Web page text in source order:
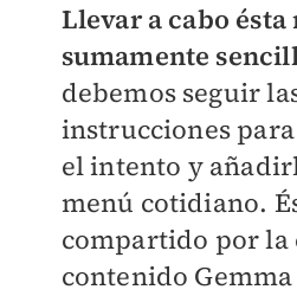
Llevar a cabo ésta
sumamente
debemos seguir
instrucciones
el intento y
menú cotidiano.
compartido por la
contenido Gemma